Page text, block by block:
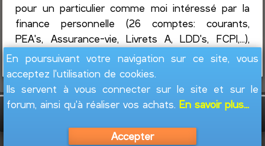
pour un particulier comme moi intéressé par la
finance personnelle (26 comptes: courants,
PEA's, Assurance-vie, Livrets A, LDD's, FCPI,...),
ainsi que l...Lire la suite
En poursuivant votre navigation sur ce site, vous
acceptez l'utilisation de cookies.
Ils servent à vous connecter sur le site et sur le
forum, ainsi qu'à réaliser vos achats.En savoir plus...
Accepter
GesFine - Copyright © 2008 - 2026Jacques